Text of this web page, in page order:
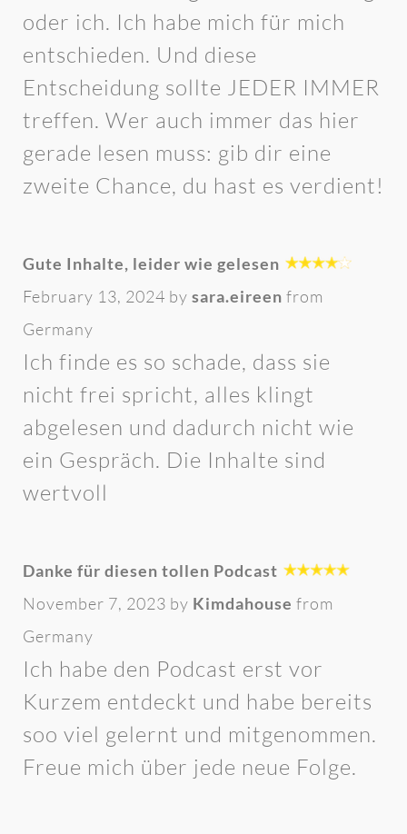
oder ich. Ich habe mich für mich
entschieden. Und diese
Entscheidung sollte JEDER IMMER
treffen. Wer auch immer das hier
gerade lesen muss: gib dir eine
zweite Chance, du hast es verdient!
Gute Inhalte, leider wie gelesen
February 13, 2024 by sara.eireen from
Germany
Ich finde es so schade, dass sie
nicht frei spricht, alles klingt
abgelesen und dadurch nicht wie
ein Gespräch. Die Inhalte sind
wertvoll
Danke für diesen tollen Podcast
November 7, 2023 by Kimdahouse from
Germany
Ich habe den Podcast erst vor
Kurzem entdeckt und habe bereits
soo viel gelernt und mitgenommen.
Freue mich über jede neue Folge.